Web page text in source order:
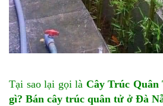
Tại sao lại gọi là Cây Trúc
gì? Bán cây trúc quân tử ở Đà